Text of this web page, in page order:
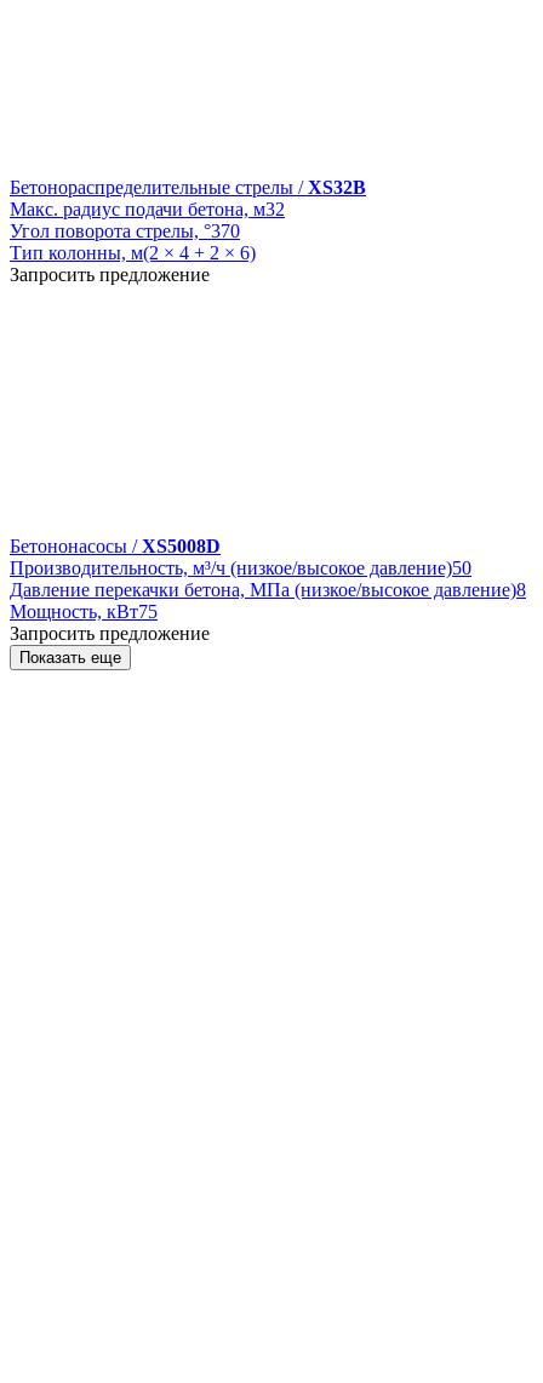
Бетонораспределительные стрелы /XS32B
Макс. радиус подачи бетона, м32
Угол поворота стрелы, °370
Тип колонны, м(2 × 4 + 2 × 6)
Запросить предложение
Бетононасосы /XS5008D
Производительность, м³/ч (низкое/высокое давление)50
Давление перекачки бетона, МПа (низкое/высокое давление)8
Мощность, кВт75
Запросить предложение
Показать еще